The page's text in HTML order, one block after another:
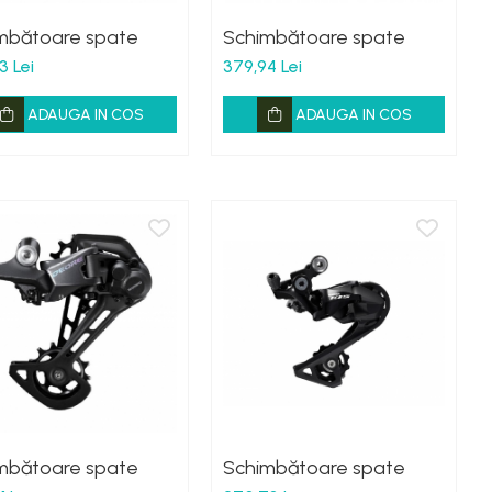
spate
Lei
ADAUGA IN COS
Schimbătoare spate
379,94 Lei
ADAUGA IN COS
spate Schimbătoare spate